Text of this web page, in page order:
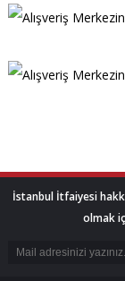
İstanbul İtfaiyesi
olmak